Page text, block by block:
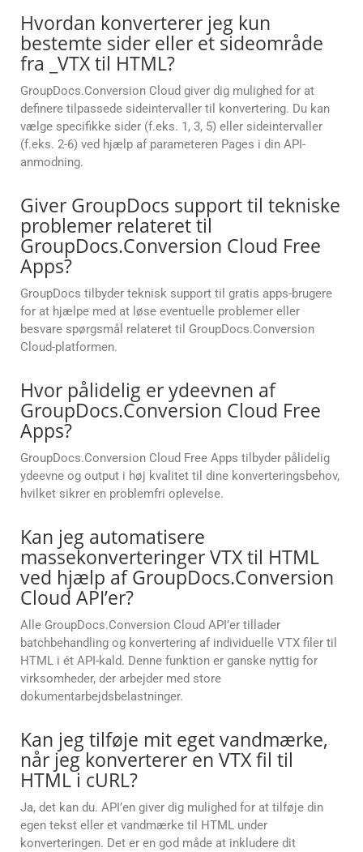
Hvordan konverterer jeg kun
bestemte sider eller et sideområde
fra _VTX til HTML?
GroupDocs.Conversion Cloud giver dig mulighed for at
definere tilpassede sideintervaller til konvertering. Du kan
vælge specifikke sider (f.eks. 1, 3, 5) eller sideintervaller
(f.eks. 2-6) ved hjælp af parameteren Pages i din API-
anmodning.
Giver GroupDocs support til tekniske
problemer relateret til
GroupDocs.Conversion Cloud Free
Apps?
GroupDocs tilbyder teknisk support til gratis apps-brugere
for at hjælpe med at løse eventuelle problemer eller
besvare spørgsmål relateret til GroupDocs.Conversion
Cloud-platformen.
Hvor pålidelig er ydeevnen af
GroupDocs.Conversion Cloud Free
Apps?
GroupDocs.Conversion Cloud Free Apps tilbyder pålidelig
ydeevne og output i høj kvalitet til dine konverteringsbehov,
hvilket sikrer en problemfri oplevelse.
Kan jeg automatisere
massekonverteringer VTX til HTML
ved hjælp af GroupDocs.Conversion
Cloud API’er?
Alle GroupDocs.Conversion Cloud API’er tillader
batchbehandling og konvertering af individuelle VTX filer til
HTML i ét API-kald. Denne funktion er ganske nyttig for
virksomheder, der arbejder med store
dokumentarbejdsbelastninger.
Kan jeg tilføje mit eget vandmærke,
når jeg konverterer en VTX fil til
HTML i cURL?
Ja, det kan du. API’en giver dig mulighed for at tilføje din
egen tekst eller et vandmærke til HTML under
konverteringen. Det er en god måde at inkludere dit